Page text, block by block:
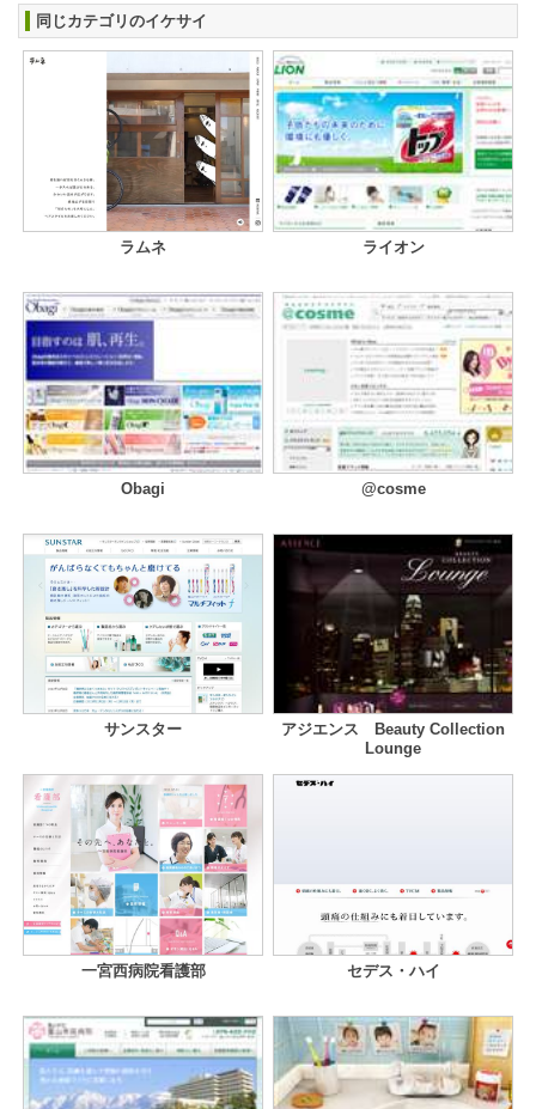
同じカテゴリのイケサイ
ラムネ ライオン
Obagi @cosme
サンスター
アジエンス Beauty Collection
Lounge
一宮西病院看護部 セデス・ハイ